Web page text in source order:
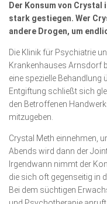
Wirtschaft, Recht,
Zahn, Mund, Kiefer
Forum Gesundheit
Allgemein
Sehen
Innovationen
Kampf gegen Krebs
Hören
Lebensart
Der Konsum von
stark gestiegen. Wer
andere Drogen, um
Die Klinik für Psychiatrie
Krankenhauses Arnsdorf
eine spezielle Behandlung
Entgiftung schließt sich
den Betroffenen
mitzugeben.
Crystal Meth einnehmen,
Abends wird dann der
Irgendwann nimmt der
die sich oft gegenseitig in
Bei dem süchtigen